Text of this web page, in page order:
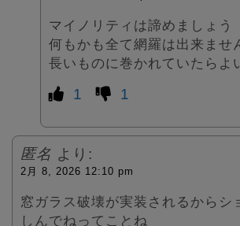
マイノリティは諦めましょう
何もかも全て網羅は出来ませ
長いものに巻かれていたらよ
1 1
匿名 より:
2月 8, 2026 12:10 pm
窓ガラス破壊が実装されるからシ
しんでねってことね